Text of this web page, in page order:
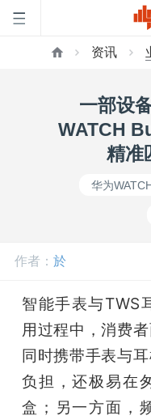
页
网
公
开
课
资讯
一部设
WATCH
精准
华为
作者： 於
智能手表与TWS
用过程中，消费
同时携带手表与
负担，还极易在
盒；另一方面，